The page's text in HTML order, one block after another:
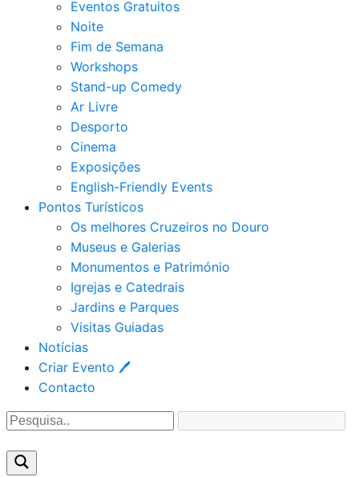
Eventos Gratuitos
Noite
Fim de Semana
Workshops
Stand-up Comedy
Ar Livre
Desporto
Cinema
Exposições
English-Friendly Events
Pontos Turísticos
Os melhores Cruzeiros no Douro​
Museus e Galerias
Monumentos e Património
Igrejas e Catedrais
Jardins e Parques
Visitas Guiadas
Notícias
Criar Evento 🖊
Contacto